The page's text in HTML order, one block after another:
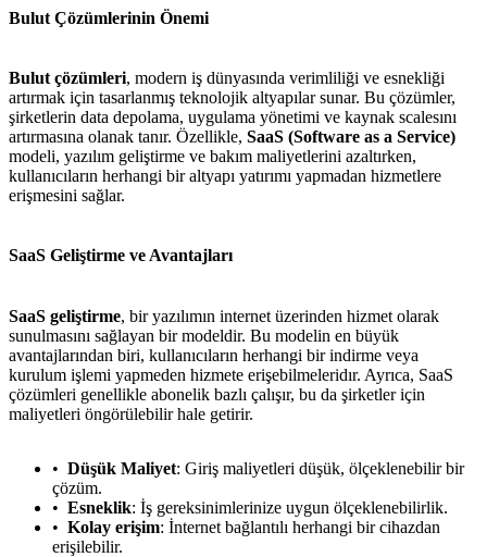
Bulut Çözümlerinin Önemi
Bulut çözümleri, modern iş dünyasında verimliliği ve esnekliği
artırmak için tasarlanmış teknolojik altyapılar sunar. Bu çözümler,
şirketlerin data depolama, uygulama yönetimi ve kaynak scalesını
artırmasına olanak tanır. Özellikle, SaaS (Software as a Service)
modeli, yazılım geliştirme ve bakım maliyetlerini azaltırken,
kullanıcıların herhangi bir altyapı yatırımı yapmadan hizmetlere
erişmesini sağlar.
SaaS Geliştirme ve Avantajları
SaaS geliştirme, bir yazılımın internet üzerinden hizmet olarak
sunulmasını sağlayan bir modeldir. Bu modelin en büyük
avantajlarından biri, kullanıcıların herhangi bir indirme veya
kurulum işlemi yapmeden hizmete erişebilmeleridır. Ayrıca, SaaS
çözümleri genellikle abonelik bazlı çalışır, bu da şirketler için
maliyetleri öngörülebilir hale getirir.
Düşük Maliyet: Giriş maliyetleri düşük, ölçeklenebilir bir
çözüm.
Esneklik: İş gereksinimlerinize uygun ölçeklenebilirlik.
Kolay erişim: İnternet bağlantılı herhangi bir cihazdan
erişilebilir.